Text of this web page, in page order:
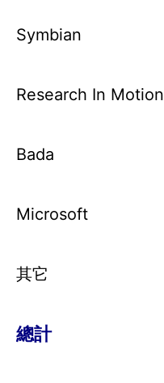
Symbian
Research In Motion
Bada
Microsoft
其它
總計